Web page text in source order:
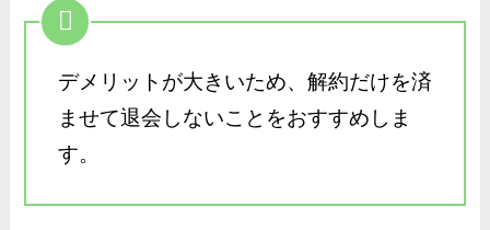
デメリットが大きいため、解約だけを済
ませて退会しないことをおすすめしま
す。